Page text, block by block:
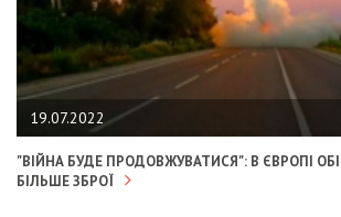
19.07.2022
"ВІЙНА БУДЕ ПРОДОВЖУВАТИСЯ": В ЄВРОПІ
БІЛЬШЕ ЗБРОЇ